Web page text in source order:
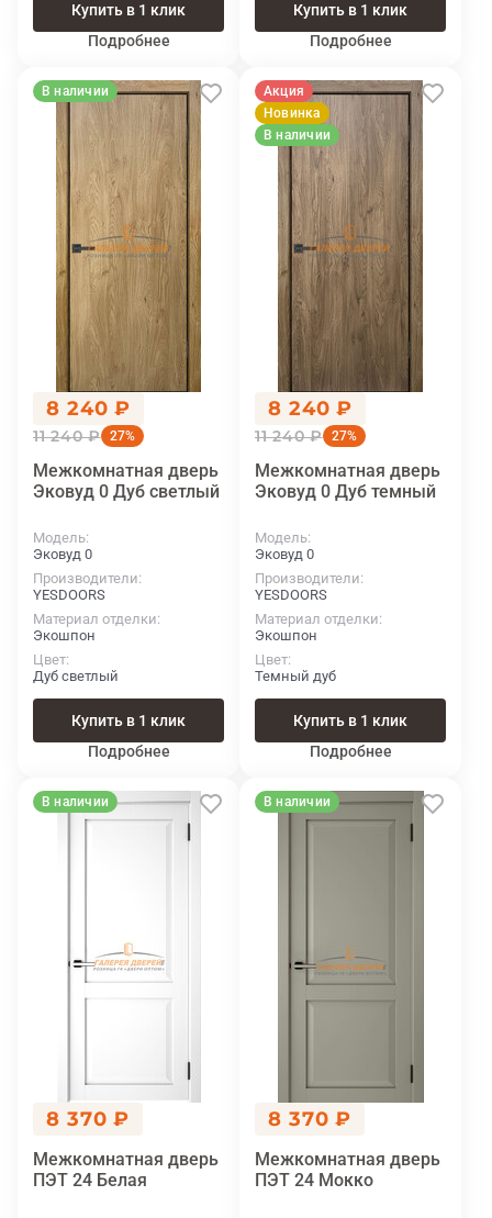
Купить в 1 клик
Подробнее
Купить в 1 клик
Подробнее
В наличии
8 240 ₽
11 240 ₽ 27%
Межкомнатная дверь
Эковуд 0 Дуб светлый
Модель
Эковуд 0
Производители
YESDOORS
Материал отделки
Экошпон
Цвет
Дуб светлый
Купить в 1 клик
Подробнее
Акция
Новинка
В наличии
8 240 ₽
11 240 ₽ 27%
Межкомнатная дверь
Эковуд 0 Дуб темный
Модель
Эковуд 0
Производители
YESDOORS
Материал отделки
Экошпон
Цвет
Темный дуб
Купить в 1 клик
Подробнее
В наличии
8 370 ₽
Межкомнатная дверь
ПЭТ 24 Белая
В наличии
8 370 ₽
Межкомнатная дверь
ПЭТ 24 Мокко